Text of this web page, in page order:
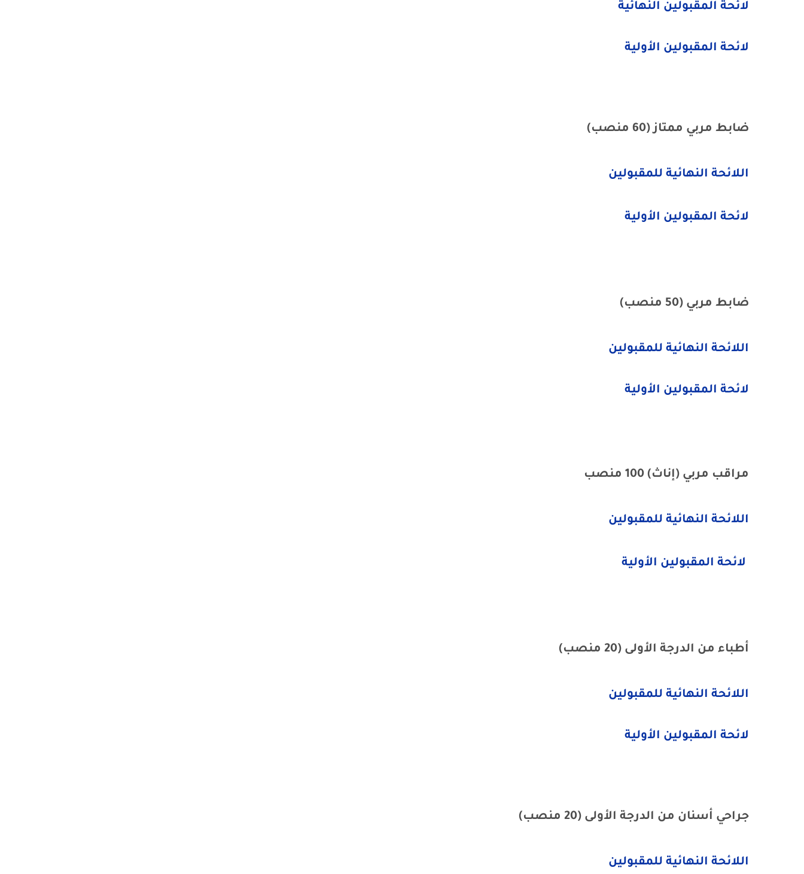
لائحة المقبولين النهائية
لائحة المقبولين الأولية
ضابط مربي ممتاز (60 منصب)
اللائحة النهائية للمقبولين
لائحة المقبولين الأولية
ضابط مربي (50 منصب)
اللائحة النهائية للمقبولين
لائحة المقبولين الأولية
مراقب مربي (إناث) 100 منصب
اللائحة النهائية للمقبولين
لائحة المقبولين الأولية
أطباء من الدرجة الأولى (20 منصب)
اللائحة النهائية للمقبولين
لائحة المقبولين الأولية
جراحي أسنان من الدرجة الأولى (20 منصب)
اللائحة النهائية للمقبولين